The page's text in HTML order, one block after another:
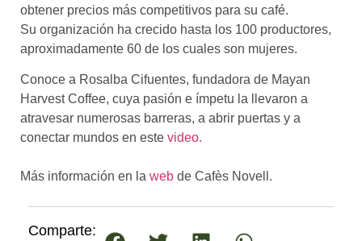
obtener precios más competitivos para su café.
Su organización ha crecido hasta los 100 productores,
aproximadamente 60 de los cuales son mujeres.
Conoce a Rosalba Cifuentes, fundadora de Mayan
Harvest Coffee, cuya pasión e ímpetu la llevaron a
atravesar numerosas barreras, a abrir puertas y a
conectar mundos en este video.
Más información en la web de Cafès Novell.
Comparte: